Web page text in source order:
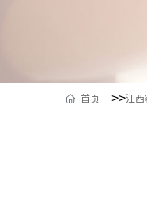
首页 >>江西